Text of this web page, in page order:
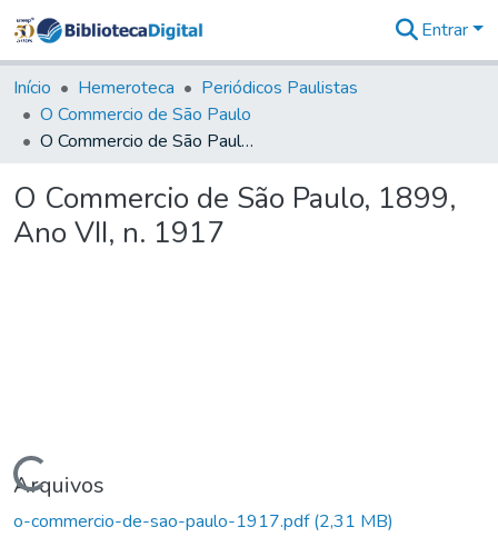
&
Coleções
Tudo na
Biblioteca
Estatísticas
Entrar
Início Hemeroteca
Periódicos Paulistas
O Commercio de São Paulo
O Commercio de São Paulo, 1899, Ano VII, n. 1917
O Commercio de São Paulo, 1899,
Ano VII, n. 1917
Carregando...
Arquivos
o-commercio-de-sao-paulo-1917.pdf(2,31 MB)